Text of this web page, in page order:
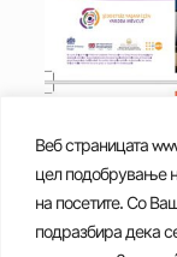
Веб страницата
цел подобрување
на посетите. Со
подразбира дека